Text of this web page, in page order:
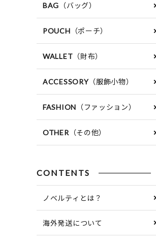
BAG （バッグ）
POUCH （ポーチ）
WALLET （財布）
ACCESSORY（服飾小物）
FASHION （ファッション）
OTHER（その他）
CONTENTS
ノベルティとは？
海外発送について